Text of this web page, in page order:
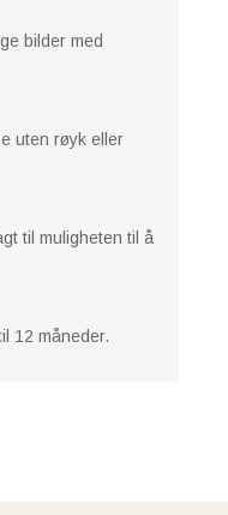
bilder med
uten røyk eller
til muligheten til å
12 måneder.